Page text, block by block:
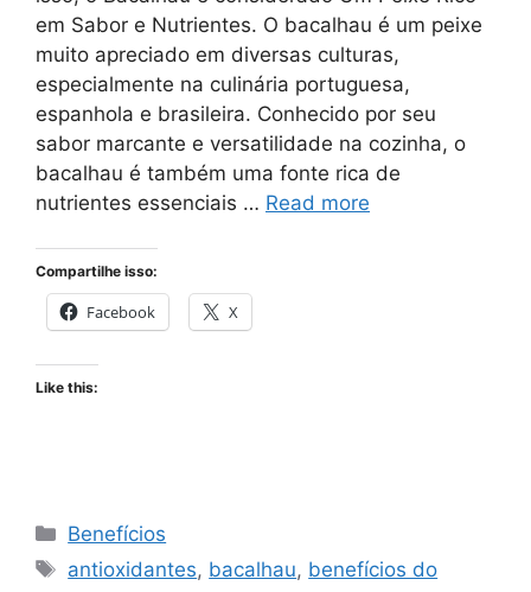
em Sabor e Nutrientes. O bacalhau é um peixe
muito apreciado em diversas culturas,
especialmente na culinária portuguesa,
espanhola e brasileira. Conhecido por seu
sabor marcante e versatilidade na cozinha, o
bacalhau é também uma fonte rica de
nutrientes essenciais … Read more
Compartilhe isso:
Facebook X
Like this:
Categories
Benefícios
Tags
antioxidantes, bacalhau, benefícios do